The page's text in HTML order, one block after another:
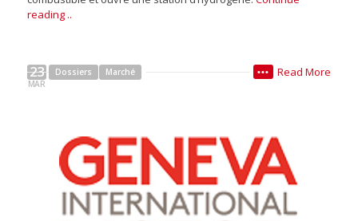
reading ..
23
MAR
Dossiers Marché Read More
•••